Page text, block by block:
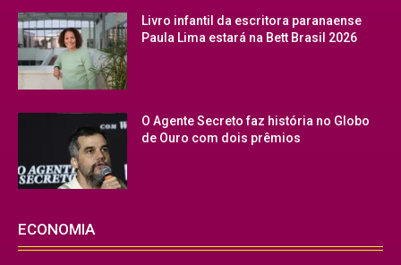
Livro infantil da escritora paranaense
Paula Lima estará na Bett Brasil 2026
O Agente Secreto faz história no Globo
de Ouro com dois prêmios
ECONOMIA